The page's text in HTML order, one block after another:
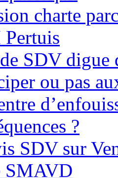
charte
Pertuis
SDV digue
ou pas
?
SDV sur
SMAVD